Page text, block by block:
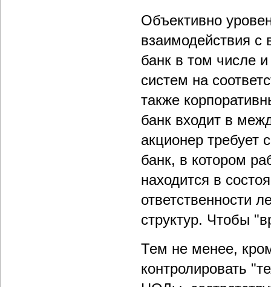
Объективно
взаимодействия
банк в том числе
систем на
также
банк входит в
акционер требует
банк, в котором
находится в
ответственности
структур. Чтобы
Тем не менее,
контролировать